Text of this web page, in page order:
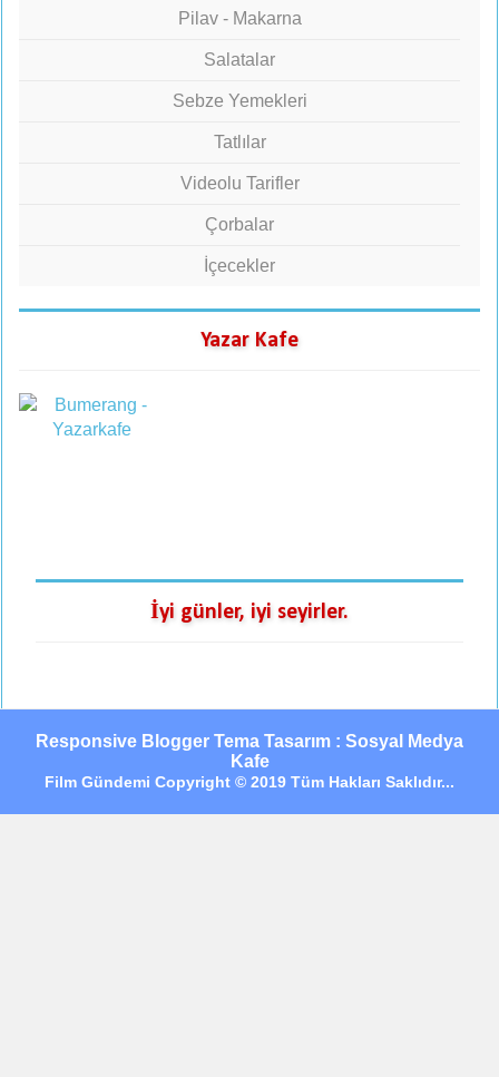
Pilav - Makarna
Salatalar
Sebze Yemekleri
Tatlılar
Videolu Tarifler
Çorbalar
İçecekler
Yazar Kafe
İyi günler, iyi seyirler.
Responsive Blogger Tema Tasarım : Sosyal Medya
Kafe
Film Gündemi Copyright © 2019 Tüm Hakları Saklıdır...